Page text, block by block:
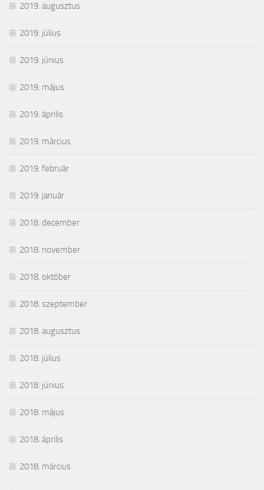
2019. augusztus
2019. július
2019. június
2019. május
2019. április
2019. március
2019. február
2019. január
2018. december
2018. november
2018. október
2018. szeptember
2018. augusztus
2018. július
2018. június
2018. május
2018. április
2018. március